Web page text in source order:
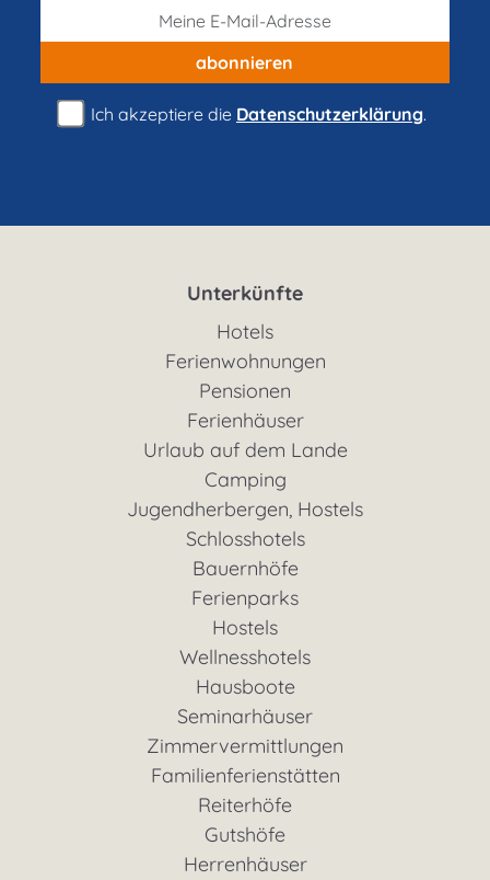
abonnieren
Ich akzeptiere die Datenschutzerklärung.
Unterkünfte
Hotels
Ferienwohnungen
Pensionen
Ferienhäuser
Urlaub auf dem Lande
Camping
Jugendherbergen, Hostels
Schlosshotels
Bauernhöfe
Ferienparks
Hostels
Wellnesshotels
Hausboote
Seminarhäuser
Zimmervermittlungen
Familienferienstätten
Reiterhöfe
Gutshöfe
Herrenhäuser